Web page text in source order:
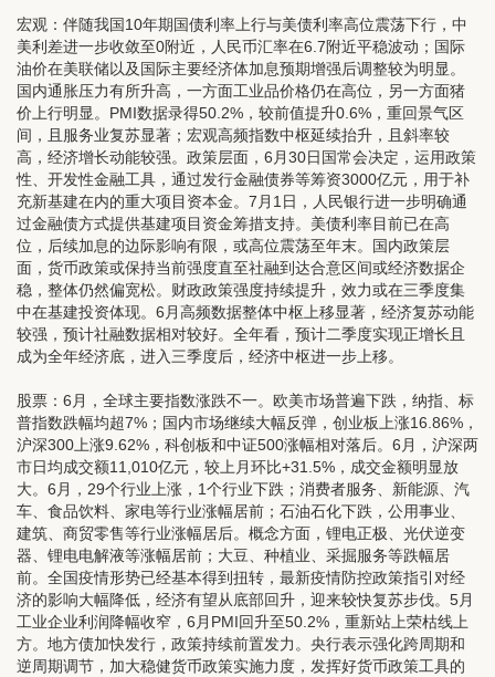
宏观： 伴随我国10年期国债利率上行与美债利率高位震荡下行，中
美利差进一步收敛至0附近，人民币汇率在6.7附近平稳波动；国际
油价在美联储以及国际主要经济体加息预期增强后调整较为明显。
国内通胀压力有所升高，一方面工业品价格仍在高位，另一方面猪
价上行明显。PMI数据录得50.2%，较前值提升0.6%，重回景气区
间，且服务业复苏显著；宏观高频指数中枢延续抬升，且斜率较
高，经济增长动能较强。政策层面，6月30日国常会决定，运用政策
性、开发性金融工具，通过发行金融债券等筹资3000亿元，用于补
充新基建在内的重大项目资本金。7月1日，人民银行进一步明确通
过金融债方式提供基建项目资金筹措支持。美债利率目前已在高
位，后续加息的边际影响有限，或高位震荡至年末。国内政策层
面，货币政策或保持当前强度直至社融到达合意区间或经济数据企
稳，整体仍然偏宽松。财政政策强度持续提升，效力或在三季度集
中在基建投资体现。6月高频数据整体中枢上移显著，经济复苏动能
较强，预计社融数据相对较好。全年看，预计二季度实现正增长且
成为全年经济底，进入三季度后，经济中枢进一步上移。
股票： 6月，全球主要指数涨跌不一。欧美市场普遍下跌，纳指、标
普指数跌幅均超7%；国内市场继续大幅反弹，创业板上涨16.86%，
沪深300上涨9.62%，科创板和中证500涨幅相对落后。6月，沪深两
市日均成交额11,010亿元，较上月环比+31.5%，成交金额明显放
大。6月，29个行业上涨，1个行业下跌；消费者服务、新能源、汽
车、食品饮料、家电等行业涨幅居前；石油石化下跌，公用事业、
建筑、商贸零售等行业涨幅居后。概念方面，锂电正极、光伏逆变
器、锂电电解液等涨幅居前；大豆、种植业、采掘服务等跌幅居
前。全国疫情形势已经基本得到扭转，最新疫情防控政策指引对经
济的影响大幅降低，经济有望从底部回升，迎来较快复苏步伐。5月
工业企业利润降幅收窄，6月PMI回升至50.2%，重新站上荣枯线上
方。地方债加快发行，政策持续前置发力。央行表示强化跨周期和
逆周期调节，加大稳健货币政策实施力度，发挥好货币政策工具的